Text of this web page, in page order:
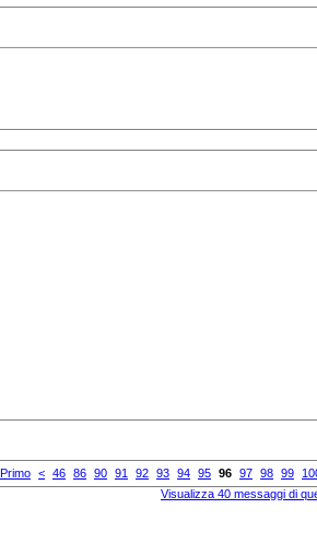
Primo < 46 86 90 91 92 93 94 95 96 97 98 99
Visualizza 40 messaggi di